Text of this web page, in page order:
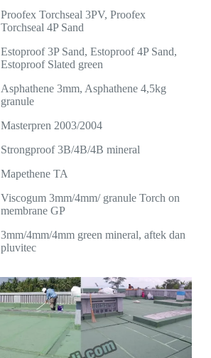
Proofex Torchseal 3PV, Proofex
Torchseal 4P Sand
Estoproof 3P Sand, Estoproof 4P Sand,
Estoproof Slated green
Asphathene 3mm, Asphathene 4,5kg
granule
Masterpren 2003/2004
Strongproof 3B/4B/4B mineral
Mapethene TA
Viscogum 3mm/4mm/ granule Torch on
membrane GP
3mm/4mm/4mm green mineral, aftek dan
pluvitec